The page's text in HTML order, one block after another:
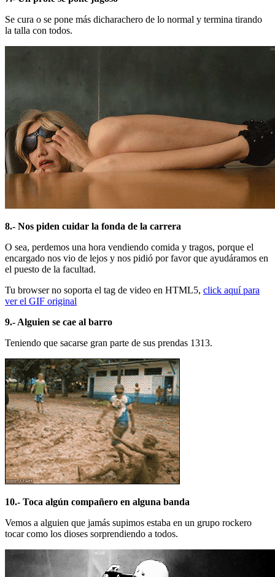
Se cura o se pone más dicharachero de lo normal y termina tirando
la talla con todos.
8.- Nos piden cuidar la fonda de la carrera
O sea, perdemos una hora vendiendo comida y tragos, porque el
encargado nos vio de lejos y nos pidió por favor que ayudáramos en
el puesto de la facultad.
Tu browser no soporta el tag de video en HTML5, click aquí para
ver el GIF original
9.- Alguien se cae al barro
Teniendo que sacarse gran parte de sus prendas 1313.
10.- Toca algún compañero en alguna banda
Vemos a alguien que jamás supimos estaba en un grupo rockero
tocar como los dioses sorprendiendo a todos.